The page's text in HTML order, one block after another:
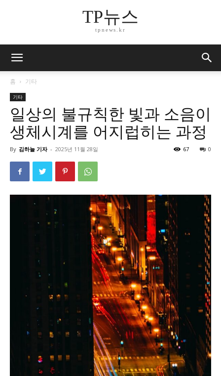
TP뉴스
tpnews.kr
홈 기타
기타
일상의 불규칙한 빛과 소음이
생체시계를 어지럽히는 과정
By 김하늘 기자 - 2025년 11월 28일 0
67